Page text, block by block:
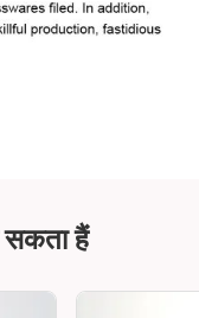
हैं